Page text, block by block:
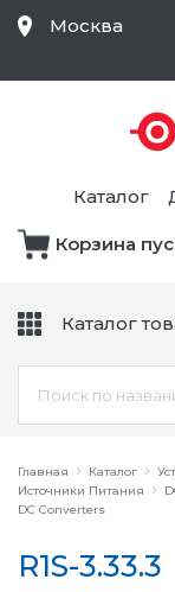
Главная Каталог
Источники Питания
DC Converters
R1S-3.33.3
Москва
Каталог
Корзина
Каталог
Средства Контроля
Статического
Электричества и
Безопасности,
Товары для
Цепи
Оборудование